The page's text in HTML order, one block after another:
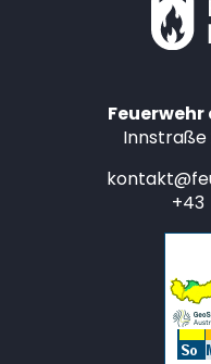
Innstraße
+43